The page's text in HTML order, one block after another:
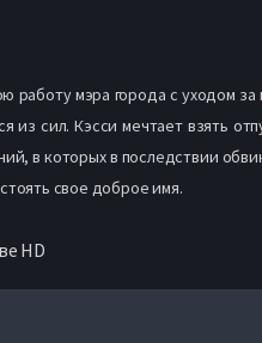
работу мэра города с уходом
сил. Кэсси мечтает взять
в которых в последствии
свое доброе имя.
HD